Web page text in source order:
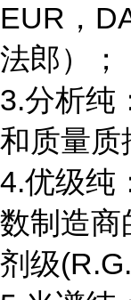
EUR，
法郎）；
3.分析纯
和质量质
4.优级纯
数制造商
剂级